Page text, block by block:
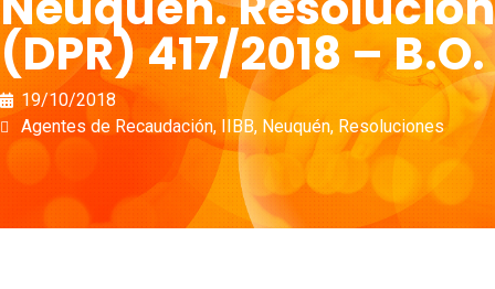
(DPR) 417/2018 – B.O.
19/10/2018
Agentes de Recaudación, IIBB, Neuquén, Resoluciones